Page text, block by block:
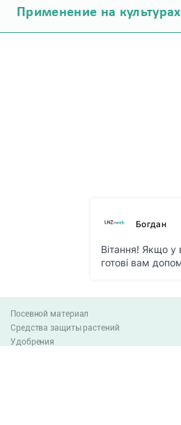
Применение на культурах
Посевной материал
Средства защиты растений
Удобрения